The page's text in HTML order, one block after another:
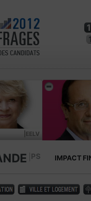
|EELV
PS IMPACT